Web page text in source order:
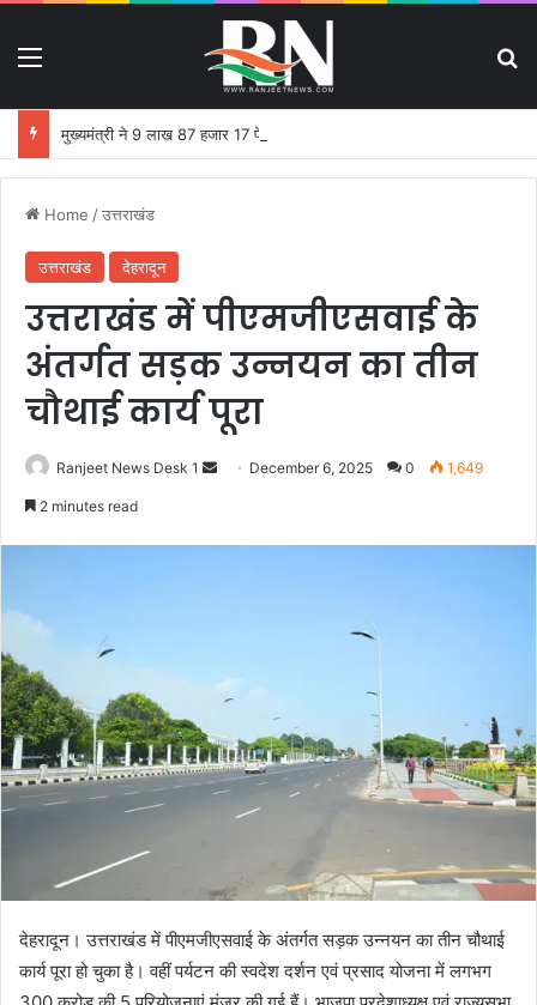
Home /उत्तराखंड
उत्तराखंड देहरादून
उत्तराखंड में पीएमजीएसवाई के
अंतर्गत सड़क उन्नयन का तीन
चौथाई कार्य पूरा
Ranjeet News Desk 1
a
l
December 6, 2025 0 1,649
2 minutes read
देहरादून। उत्तराखंड में पीएमजीएसवाई के अंतर्गत सड़क उन्नयन का तीन चौथाई
कार्य पूरा हो चुका है। वहीं पर्यटन की स्वदेश दर्शन एवं प्रसाद योजना में लगभग